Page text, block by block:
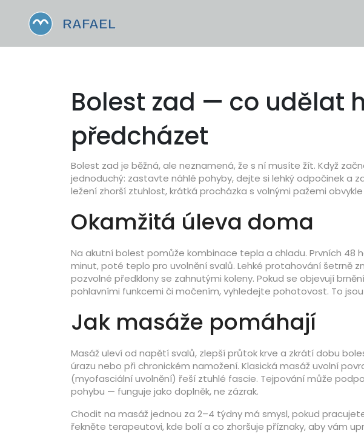
Bolest zad — co udělat
předcházet
Bolest zad je běžná, ale neznamená, že s ní musíte žít. Když
jednoduchý: zastavte náhlé pohyby, dejte si lehký odpočinek a
ležení zhorší ztuhlost, krátká procházka s volnými pažemi
Okamžitá úleva doma
Na akutní bolest pomůže kombinace tepla a chladu. Prvních 48
minut, poté teplo pro uvolnění svalů. Lehké protahování šetrně
pozvolné předklony se zahnutými koleny. Pokud se objevují
pohlavními funkcemi či močením, vyhledejte pohotovost. To
Jak masáže pomáhají
Masáž uleví od napětí svalů, zlepší průtok krve a zkrátí dobu
úrazu nebo při chronickém namožení. Klasická masáž uvolní
(myofasciální uvolnění) řeší ztuhlé fascie. Tejpování může
pohybu — funguje jako doplněk, ne zázrak.
Chodit na masáž jednou za 2–4 týdny má smysl, pokud
řekněte terapeutovi, kde bolí a co zhoršuje příznaky, aby vám